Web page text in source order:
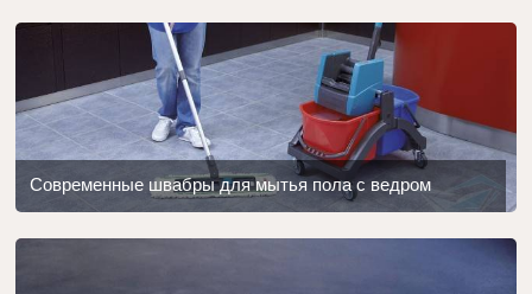
Современные швабры для мытья пола с ведром